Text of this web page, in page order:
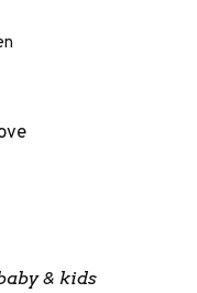
& kids